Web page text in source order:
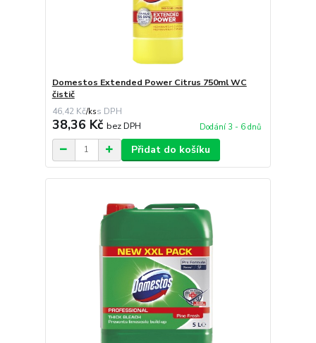
Domestos Extended Power Citrus 750ml WC
čistič
46,42 Kč/ks
38,36 Kč bez DPH Dodání 3 - 6 dnů
Přidat do košíku